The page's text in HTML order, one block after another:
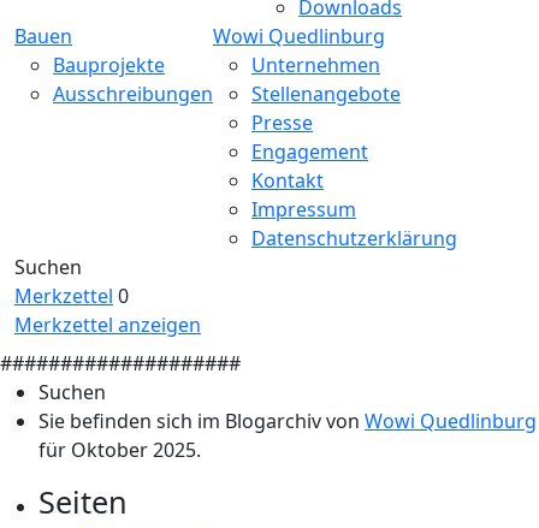
Downloads
Bauen
Bauprojekte
Ausschreibungen
Wowi Quedlinburg
Unternehmen
Stellenangebote
Presse
Engagement
Kontakt
Impressum
Datenschutzerklärung
Suchen
Merkzettel 0
Merkzettel anzeigen
####################
Suchen
Sie befinden sich im Blogarchiv von Wowi Quedlinburg
für Oktober 2025.
Seiten